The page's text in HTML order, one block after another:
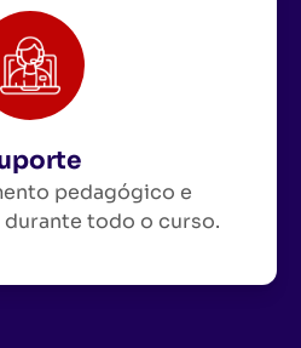
pedagógico e
todo o curso.